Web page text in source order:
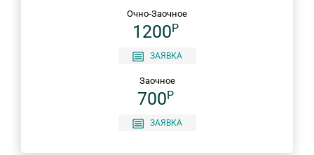
Очно-Заочное
1200P
ЗАЯВКА
Заочное
700P
ЗАЯВКА